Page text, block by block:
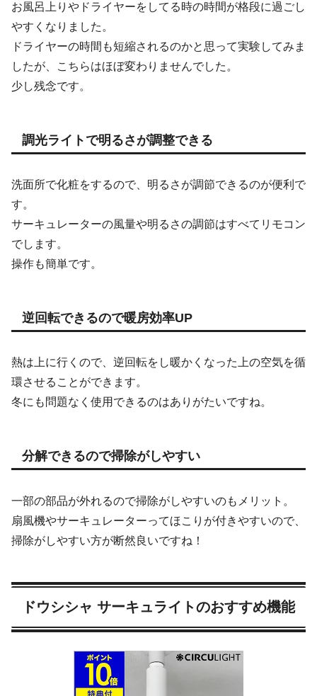
お風呂上りやドライヤーをしてる時の時間が格段に過ごし
やすくなりました。
ドライヤーの時間も短縮されるのかと思って実験してみま
したが、こちらはほぼ変わりませんでした。
少し残念です。
調光ライトで明るさが調整できる
洗面所で化粧をするので、明るさが調節できるのが便利で
す。
サーキュレーターの風量や明るさの調節はすべてリモコン
でします。
操作も簡単です。
逆回転できるので暖房効率UP
熱は上に行くので、逆回転をし暖かくなった上の空気を循
環させることができます。
冬にも問題なく使用できるのはありがたいですね。
分解できるので掃除がしやすい
一部の部品が外れるので掃除がしやすいのもメリット。
扇風機やサーキュレーターってほこりが付きやすいので、
掃除がしやすい方が断然良いですね！
ドウシシャ サーキュライトのおすすめ機能